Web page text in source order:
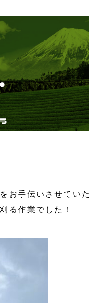
お手伝いさせてい
る作業でした！